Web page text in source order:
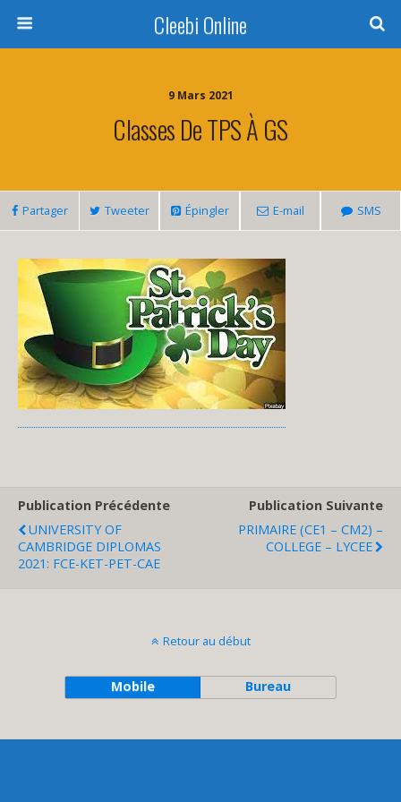
Cleebi Online
9 Mars 2021
Classes De TPS À GS
Partager Tweeter Épingler E-mail SMS
Publication Précédente
UNIVERSITY OF
CAMBRIDGE DIPLOMAS
2021: FCE-KET-PET-CAE
Publication Suivante
PRIMAIRE (CE1 – CM2) –
COLLEGE – LYCEE
Retour au début
Mobile Bureau